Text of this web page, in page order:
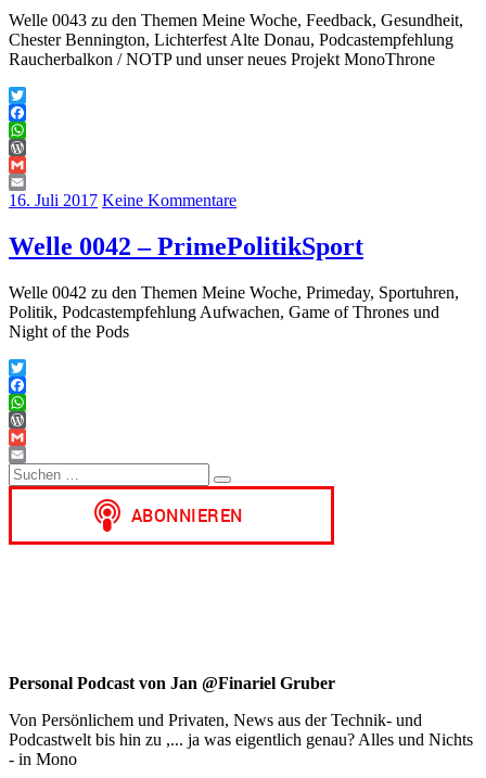
Welle 0043 zu den Themen Meine Woche, Feedback, Gesundheit,
Chester Bennington, Lichterfest Alte Donau, Podcastempfehlung
Raucherbalkon / NOTP und unser neues Projekt MonoThrone
Twitter
Facebook
WhatsApp
WordPress
Gmail
Email
16. Juli 2017 Keine Kommentare
Welle 0042 – PrimePolitikSport
Welle 0042 zu den Themen Meine Woche, Primeday, Sportuhren,
Politik, Podcastempfehlung Aufwachen, Game of Thrones und
Night of the Pods
Twitter
Facebook
WhatsApp
WordPress
Gmail
Email
Suchen
nach:
Suchen
Personal Podcast von Jan @Finariel Gruber
Von Persönlichem und Privaten, News aus der Technik- und
Podcastwelt bis hin zu ,... ja was eigentlich genau? Alles und Nichts
- in Mono